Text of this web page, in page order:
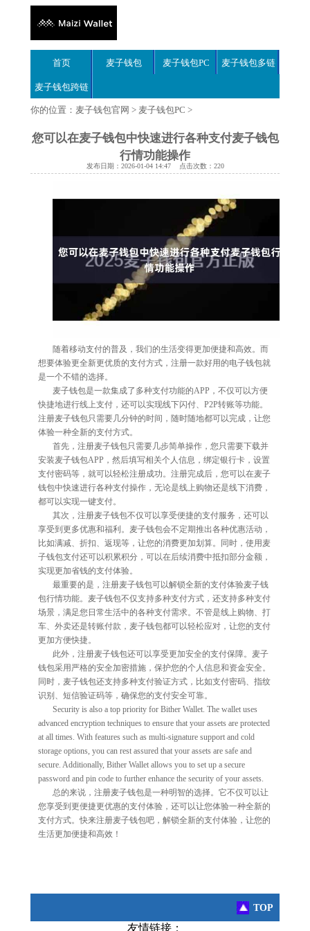
首页 麦子钱包 麦子钱包PC 麦子钱包多链
麦子钱包跨链
你的位置： 麦子钱包官网 > 麦子钱包PC >
您可以在麦子钱包中快速进行各种支付麦子钱包
行情功能操作
发布日期：2026-01-04 14:47 点击次数：220
随着移动支付的普及，我们的生活变得更加便捷和高效。而
想要体验更全新更优质的支付方式，注册一款好用的电子钱包就
是一个不错的选择。
麦子钱包是一款集成了多种支付功能的APP，不仅可以方便
快捷地进行线上支付，还可以实现线下闪付、P2P转账等功能。
注册麦子钱包只需要几分钟的时间，随时随地都可以完成，让您
体验一种全新的支付方式。
首先，注册麦子钱包只需要几步简单操作，您只需要下载并
安装麦子钱包APP，然后填写相关个人信息，绑定银行卡，设置
支付密码等，就可以轻松注册成功。注册完成后，您可以在麦子
钱包中快速进行各种支付操作，无论是线上购物还是线下消费，
都可以实现一键支付。
其次，注册麦子钱包不仅可以享受便捷的支付服务，还可以
享受到更多优惠和福利。麦子钱包会不定期推出各种优惠活动，
比如满减、折扣、返现等，让您的消费更加划算。同时，使用麦
子钱包支付还可以积累积分，可以在后续消费中抵扣部分金额，
实现更加省钱的支付体验。
最重要的是，注册麦子钱包可以解锁全新的支付体验麦子钱
包行情功能。麦子钱包不仅支持多种支付方式，还支持多种支付
场景，满足您日常生活中的各种支付需求。不管是线上购物、打
车、外卖还是转账付款，麦子钱包都可以轻松应对，让您的支付
更加方便快捷。
此外，注册麦子钱包还可以享受更加安全的支付保障。麦子
钱包采用严格的安全加密措施，保护您的个人信息和资金安全。
同时，麦子钱包还支持多种支付验证方式，比如支付密码、指纹
识别、短信验证码等，确保您的支付安全可靠。
Security is also a top priority for Bither Wallet. The wallet uses
advanced encryption techniques to ensure that your assets are protected
at all times. With features such as multi-signature support and cold
storage options, you can rest assured that your assets are safe and
secure. Additionally, Bither Wallet allows you to set up a secure
password and pin code to further enhance the security of your assets.
总的来说，注册麦子钱包是一种明智的选择。它不仅可以让
您享受到更便捷更优惠的支付体验，还可以让您体验一种全新的
支付方式。快来注册麦子钱包吧，解锁全新的支付体验，让您的
生活更加便捷和高效！
TOP
友情链接：